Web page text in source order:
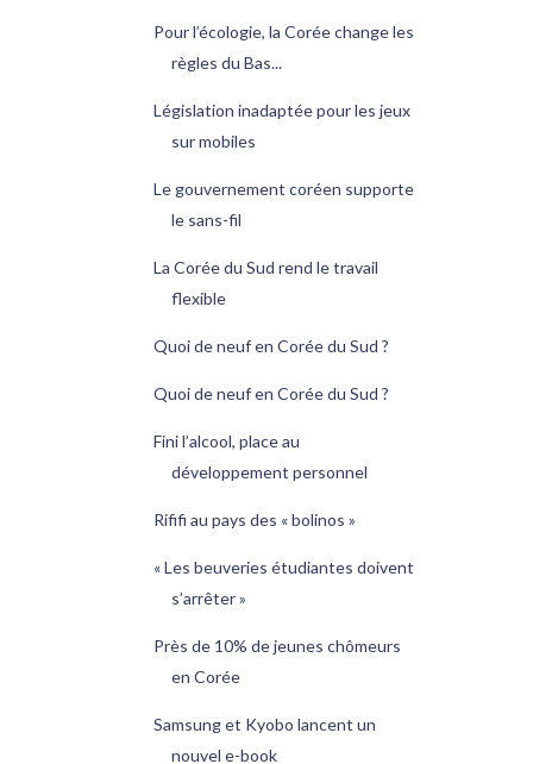
Pour l’écologie, la Corée change les
règles du Bas...
Législation inadaptée pour les jeux
sur mobiles
Le gouvernement coréen supporte
le sans-fil
La Corée du Sud rend le travail
flexible
Quoi de neuf en Corée du Sud ?
Quoi de neuf en Corée du Sud ?
Fini l’alcool, place au
développement personnel
Rififi au pays des « bolinos »
« Les beuveries étudiantes doivent
s’arrêter »
Près de 10% de jeunes chômeurs
en Corée
Samsung et Kyobo lancent un
nouvel e-book